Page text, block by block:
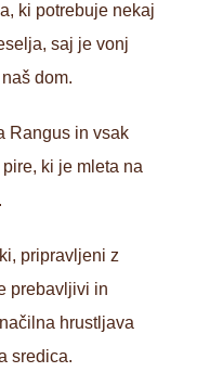
ki potrebuje nekaj
saj je vonj
dom.
Rangus in vsak
ki je mleta na
pripravljeni z
prebavljivi in
hrustljava
sredica.